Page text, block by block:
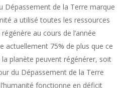
Dépassement de la Terre marque
a utilisé toutes les ressources
au cours de l’année
actuellement 75% de plus que ce
planète peuvent régénérer, soit
du Dépassement de la Terre
l’humanité fonctionne en déficit